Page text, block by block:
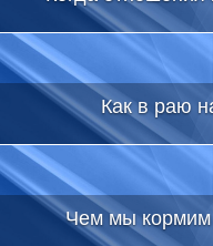
Как в раю
Чем мы кормим